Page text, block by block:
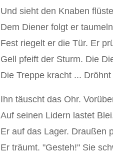
Und sieht den Knaben
Dem Diener folgt er
Fest riegelt er die Tür. Er
Gell pfeift der Sturm. Die
Die Treppe kracht ...
Ihn täuscht das Ohr.
Auf seinen Lidern lastet
Er auf das Lager. Draußen
Er träumt. "Gesteh!" Sie